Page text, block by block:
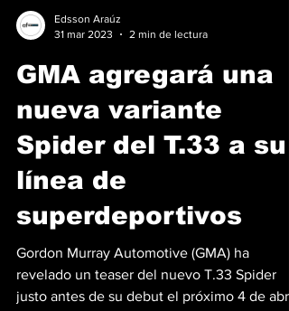
Edsson Araúz
31 mar 2023
2 min de lectura
GMA agregará una
nueva variante
Spider del T.33 a su
línea de
superdeportivos
Gordon Murray Automotive (GMA) ha